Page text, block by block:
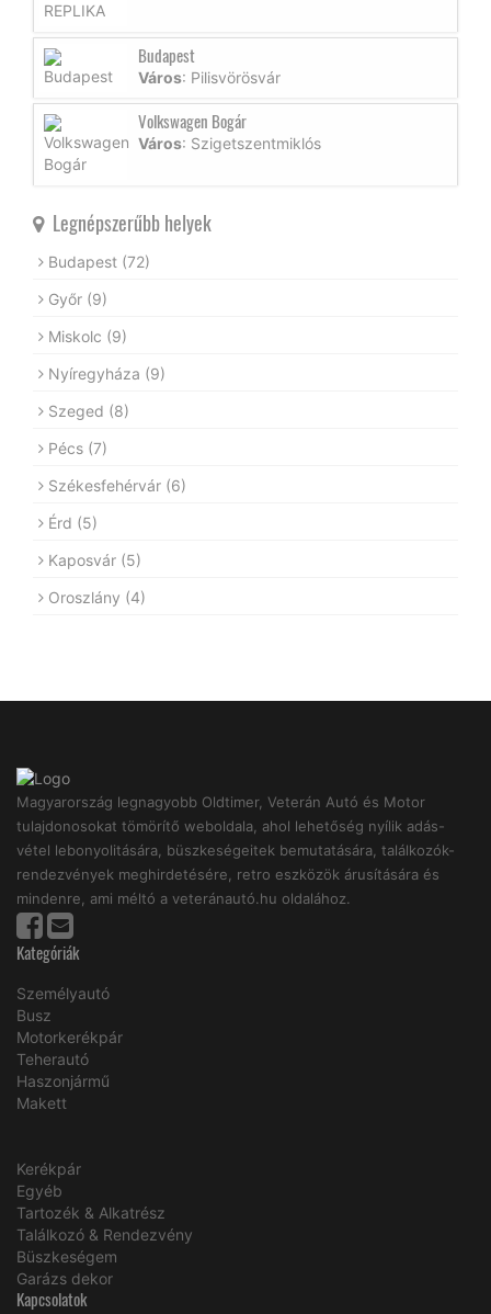
Budapest
Város: Pilisvörösvár
Volkswagen Bogár
Város: Szigetszentmiklós
Legnépszerűbb helyek
Budapest (72)
Győr (9)
Miskolc (9)
Nyíregyháza (9)
Szeged (8)
Pécs (7)
Székesfehérvár (6)
Érd (5)
Kaposvár (5)
Oroszlány (4)
Magyarország legnagyobb Oldtimer, Veterán Autó és Motor
tulajdonosokat tömörítő weboldala, ahol lehetőség nyílik adás-
vétel lebonyolitására, büszkeségeitek bemutatására, találkozók-
rendezvények meghirdetésére, retro eszközök árusítására és
mindenre, ami méltó a veteránautó.hu oldalához.
Kategóriák
Személyautó
Busz
Motorkerékpár
Teherautó
Haszonjármű
Makett
Kerékpár
Egyéb
Tartozék & Alkatrész
Találkozó & Rendezvény
Büszkeségem
Garázs dekor
Kapcsolatok